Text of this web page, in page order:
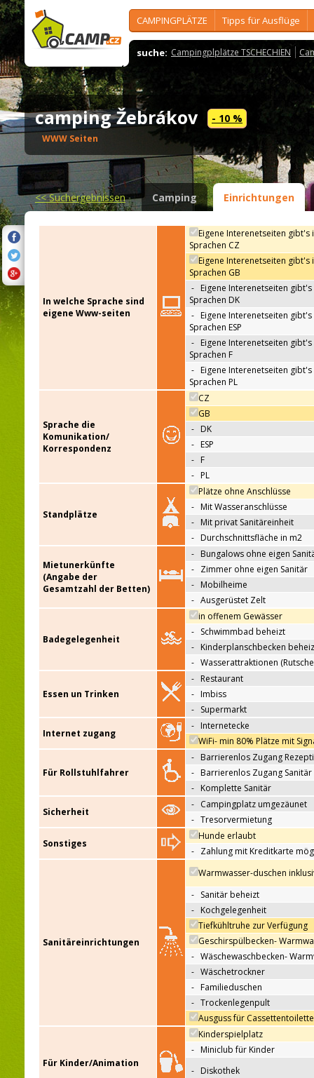
CAMPINGPLÄTZE Tipps für Ausflüge
suche: Campingplplätze TSCHECHIEN
camping Žebrákov - 10 %
WWW Seiten
<<Suchergebnissen Camping Einrichtungen
In welche Sprache sind
eigene Www-seiten
Eigene Interenetseiten gibt's
Sprachen CZ
Eigene Interenetseiten gibt's
Sprachen GB
- Eigene Interenetseiten gibt's
Sprachen DK
- Eigene Interenetseiten gibt's
Sprachen ESP
- Eigene Interenetseiten gibt's
Sprachen F
- Eigene Interenetseiten gibt's
Sprachen PL
Sprache die
Komunikation/
Korrespondenz
CZ
GB
- DK
- ESP
- F
- PL
Standplätze
Plätze ohne Anschlüsse
- Mit Wasseranschlüsse
- Mit privat Sanitäreinheit
- Durchschnittsfläche in m2
Mietunerkünfte
(Angabe der
Gesamtzahl der Betten)
- Bungalows ohne eigen
- Zimmer ohne eigen Sanitär
- Mobilheime
- Ausgerüstet Zelt
Badegelegenheit
in offenem Gewässer
- Schwimmbad beheizt
- Kinderplanschbecken
- Wasserattraktionen
Essen un Trinken
- Restaurant
- Imbiss
- Supermarkt
Internet zugang
- Internetecke
WiFi- min 80% Plätze mit
Für Rollstuhlfahrer
- Barrierenlos Zugang
- Barrierenlos Zugang Sanitär
- Komplette Sanitär
Sicherheit
- Campingplatz umgezäunet
- Tresorvermietung
Sonstiges
Hunde erlaubt
- Zahlung mit Kreditkarte
Sanitäreinrichtungen
Warmwasser-duschen
- Sanitär beheizt
- Kochgelegenheit
Tiefkühltruhe zur Verfügung
Geschirspülbecken-
- Wäschewaschbecken-
- Wäschetrockner
- Familieduschen
- Trockenlegenpult
Ausguss für
Für Kinder/Animation
Kinderspielplatz
- Miniclub für Kinder
- Diskothek